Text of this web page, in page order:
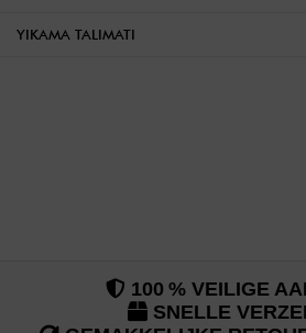
YIKAMA TALIMATI
100 % VEILIGE
SNELLE